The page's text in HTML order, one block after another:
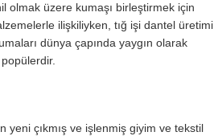
olmak üzere kumaşı birleştirmek için
ilişkiliyken, tığ işi dantel üretimi
dünya çapında yaygın olarak
yeni çıkmış ve işlenmiş giyim ve tekstil